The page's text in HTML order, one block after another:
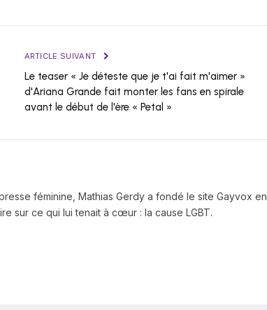
ARTICLE SUIVANT
Le teaser « Je déteste que je t'ai fait m'aimer »
d'Ariana Grande fait monter les fans en spirale
avant le début de l'ère « Petal »
féminine, Mathias Gerdy a fondé le site Gayvox en
sur ce qui lui tenait à cœur : la cause LGBT.